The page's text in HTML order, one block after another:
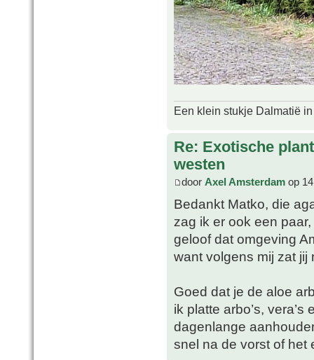
Een klein stukje Dalmatië
Re: Exotische
westen
door Axel Amsterdam op
Bedankt Matko, die
zag ik er ook een
geloof dat omgeving
want volgens mij zat jij
Goed dat je de aloe
ik platte arbo’s,
dagenlange
snel na de vorst of het